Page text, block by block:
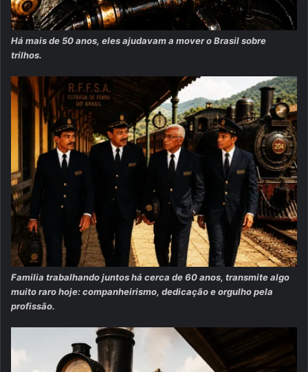
Há mais de 50 anos, eles ajudavam a mover o Brasil sobre
trilhos.
Familia trabalhando juntos há cerca de 60 anos, transmite algo
muito raro hoje: companheirismo, dedicação e orgulho pela
profissão.